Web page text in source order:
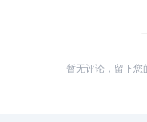
暂无评论，留下您